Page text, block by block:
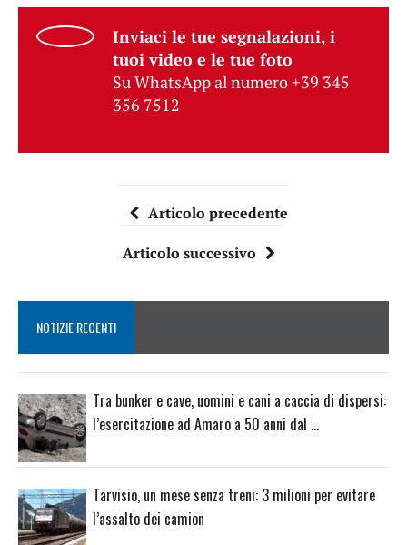
Inviaci le tue segnalazioni, i
tuoi video e le tue foto
Su WhatsApp al numero +39 345
356 7512
Articolo precedente
Articolo successivo
NOTIZIE RECENTI
Tra bunker e cave, uomini e cani a caccia di dispersi:
l’esercitazione ad Amaro a 50 anni dal …
Tarvisio, un mese senza treni: 3 milioni per evitare
l’assalto dei camion